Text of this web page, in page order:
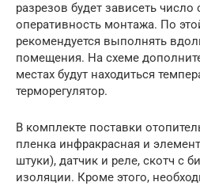
разрезов будет зависеть
оперативность монтажа. По
рекомендуется выполнять
помещения. На схеме
местах будут находиться
терморегулятор.
В комплекте поставки
пленка инфракрасная и
штуки), датчик и реле, скотч с
изоляции. Кроме этого,